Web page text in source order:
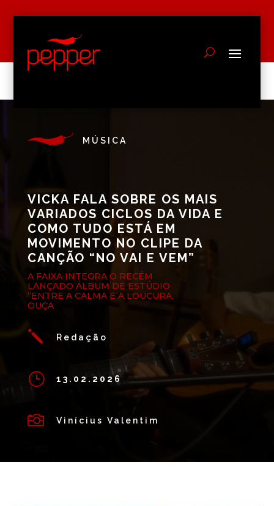
MÚSICA
VICKA FALA SOBRE OS MAIS
VARIADOS CICLOS DA VIDA E
COMO TUDO ESTÁ EM
MOVIMENTO NO CLIPE DA
CANÇÃO “NO VAI E VEM”
A FAIXA INTEGRA O RECÉM
LANÇADO ÁLBUM DE ESTÚDIO
“ENTRE A CALMA E A LOUCURA.
OUÇA
j Redação
} 13.02.2026
 Vinícius Valentim